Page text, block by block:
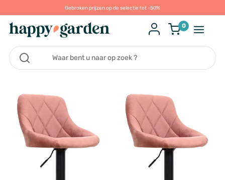
Gebroken prijzen op de selectie tot -50%
0